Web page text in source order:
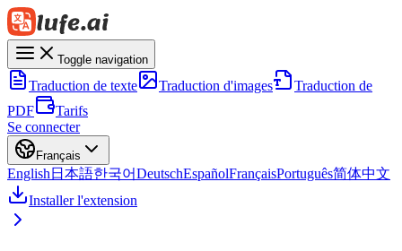
Toggle navigation
Traduction de texte Traduction d'images
Traduction de
PDF
Tarifs
Se connecter
Français
English 日本語한국어DeutschEspañolFrançaisPortuguês简体中文
Installer l'extension